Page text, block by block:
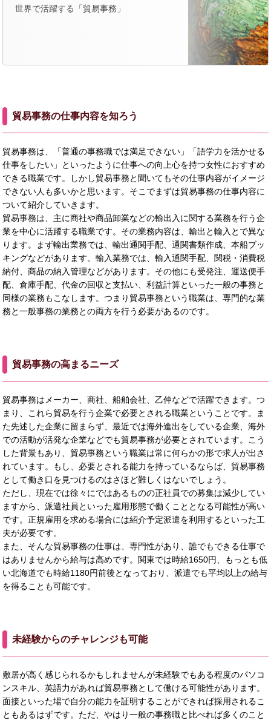
世界で活躍する「貿易事務」
貿易事務の仕事内容を知ろう
貿易事務は、「普通の事務職では満足できない」「語学力を活かせる
仕事をしたい」といったように仕事への向上心を持つ女性におすすめ
できる職業です。しかし貿易事務と聞いてもその仕事内容がイメージ
できない人も多いかと思います。そこでまずは貿易事務の仕事内容に
ついて紹介していきます。
貿易事務は、主に商社や商品卸業などの輸出入に関する業務を行う企
業を中心に活躍する職業です。その業務内容は、輸出と輸入とで異な
ります。まず輸出業務では、輸出通関手配、通関書類作成、本船ブッ
キングなどがあります。輸入業務では、輸入通関手配、関税・消費税
納付、商品の納入管理などがあります。その他にも受発注、運送便手
配、倉庫手配、代金の回収と支払い、利益計算といった一般の事務と
同様の業務もこなします。つまり貿易事務という職業は、専門的な業
務と一般事務の業務との両方を行う必要があるのです。
貿易事務の高まるニーズ
貿易事務はメーカー、商社、船舶会社、乙仲などで活躍できます。つ
まり、これら貿易を行う企業で必要とされる職業ということです。ま
た先述した企業に留まらず、最近では海外進出をしている企業、海外
での活動が活発な企業などでも貿易事務が必要とされています。こう
した背景もあり、貿易事務という職業は常に何らかの形で求人が出さ
れています。もし、必要とされる能力を持っているならば、貿易事務
として働き口を見つけるのはさほど難しくはないでしょう。
ただし、現在では徐々にではあるものの正社員での募集は減少してい
ますから、派遣社員といった雇用形態で働くこととなる可能性が高い
です。正規雇用を求める場合には紹介予定派遣を利用するといった工
夫が必要です。
また、そんな貿易事務の仕事は、専門性があり、誰でもできる仕事で
はありませんから給与は高めです。関東では時給1650円、もっとも低
い北海道でも時給1180円前後となっており、派遣でも平均以上の給与
を得ることも可能です。
未経験からのチャレンジも可能
敷居が高く感じられるかもしれませんが未経験でもある程度のパソコ
ンスキル、英語力があれば貿易事務として働ける可能性があります。
面接といった場で自分の能力を証明することができれば採用されるこ
ともあるはずです。ただ、やはり一般の事務職と比べれば多くのこと